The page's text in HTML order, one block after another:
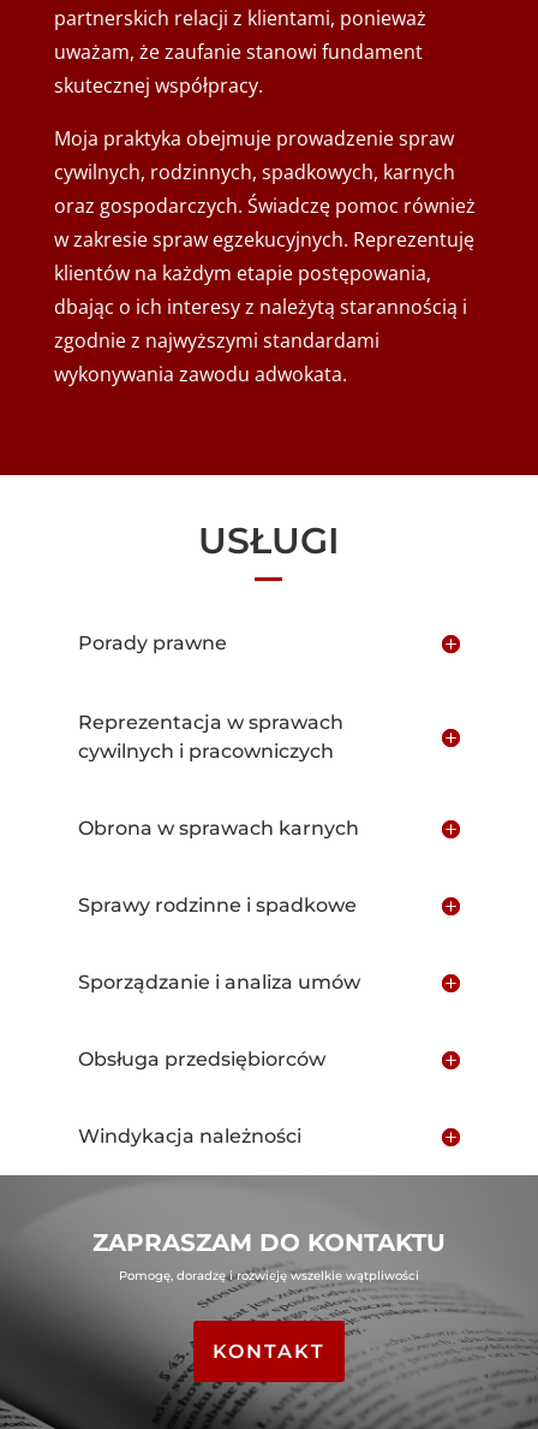
partnerskich relacji z klientami, ponieważ
uważam, że zaufanie stanowi fundament
skutecznej współpracy.
Moja praktyka obejmuje prowadzenie spraw
cywilnych, rodzinnych, spadkowych, karnych
oraz gospodarczych. Świadczę pomoc również
w zakresie spraw egzekucyjnych. Reprezentuję
klientów na każdym etapie postępowania,
dbając o ich interesy z należytą starannością i
zgodnie z najwyższymi standardami
wykonywania zawodu adwokata.
USŁUGI
Porady prawne
Reprezentacja w sprawach
cywilnych i pracowniczych
Obrona w sprawach karnych
Sprawy rodzinne i spadkowe
Sporządzanie i analiza umów
Obsługa przedsiębiorców
Windykacja należności
ZAPRASZAM DO KONTAKTU
Pomogę, doradzę i rozwieję wszelkie wątpliwości
KONTAKT